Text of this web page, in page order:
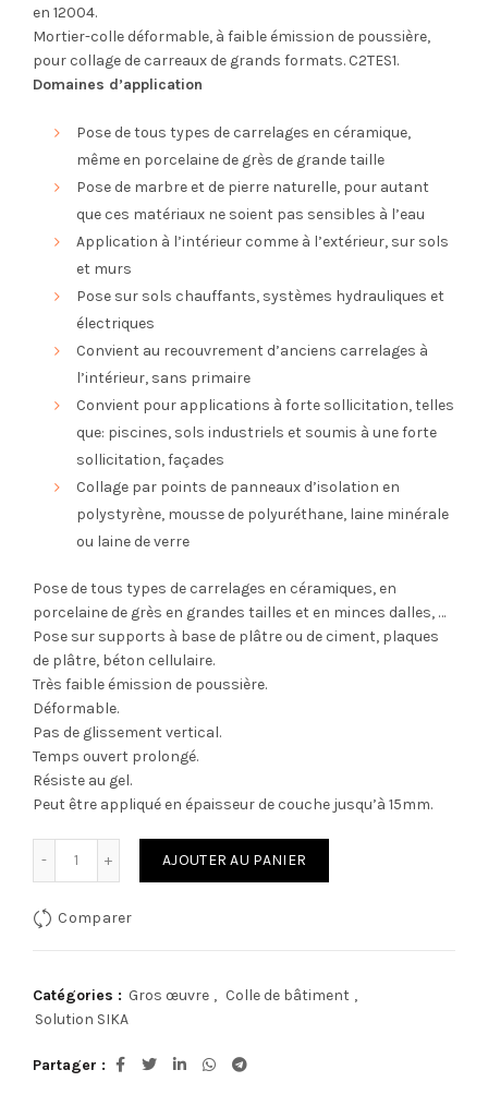
en 12004.
Mortier-colle déformable, à faible émission de poussière,
pour collage de carreaux de grands formats. C2TES1.
Domaines d’application
Pose de tous types de carrelages en céramique,
même en porcelaine de grès de grande taille
Pose de marbre et de pierre naturelle, pour autant
que ces matériaux ne soient pas sensibles à l’eau
Application à l’intérieur comme à l’extérieur, sur sols
et murs
Pose sur sols chauffants, systèmes hydrauliques et
électriques
Convient au recouvrement d’anciens carrelages à
l’intérieur, sans primaire
Convient pour applications à forte sollicitation, telles
que: piscines, sols industriels et soumis à une forte
sollicitation, façades
Collage par points de panneaux d’isolation en
polystyrène, mousse de polyuréthane, laine minérale
ou laine de verre
Pose de tous types de carrelages en céramiques, en
porcelaine de grès en grandes tailles et en minces dalles, …
Pose sur supports à base de plâtre ou de ciment, plaques
de plâtre, béton cellulaire.
Très faible émission de poussière.
Déformable.
Pas de glissement vertical.
Temps ouvert prolongé.
Résiste au gel.
Peut être appliqué en épaisseur de couche jusqu’à 15mm.
AJOUTER AU PANIER
Comparer
Catégories : Gros œuvre , Colle de bâtiment ,
Solution SIKA
Partager